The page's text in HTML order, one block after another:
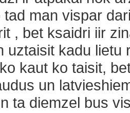
man vispar
, bet ksaidri iir
uztaisit kadu
kaut ko taisit,
un
ta diemzel bus